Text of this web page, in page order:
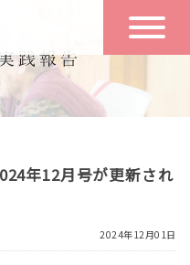
一日の流れ
空き状況
年12月号が更新され
2024年12月01日